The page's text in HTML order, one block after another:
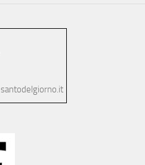
santodelgiorno.it